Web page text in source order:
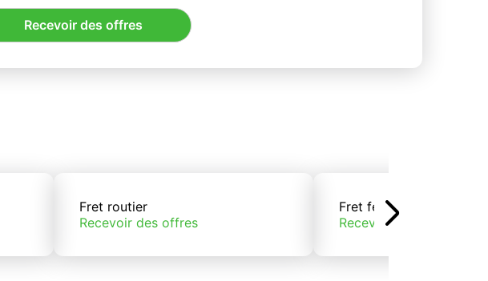
Recevoir des offres
Fret routier
Recevoir des offres
Fret ferroviaire
Recevoir des offres